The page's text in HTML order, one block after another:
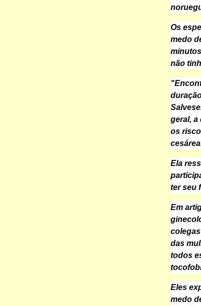
Os
medo
não
geral, a
os
Ela
ter seu
Em
das
todos
Eles
medo